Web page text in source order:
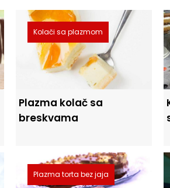
Kolači sa plazmom
Plazma kolač sa
breskvama
Plazma torta bez jaja